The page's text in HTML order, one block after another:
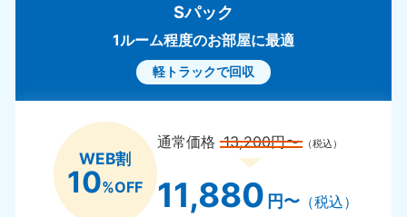
Sパック
1ルーム程度のお部屋に最適
軽トラックで回収
WEB割
10%OFF
通常価格13,200円〜 （税込）
11,880 円〜（税込）